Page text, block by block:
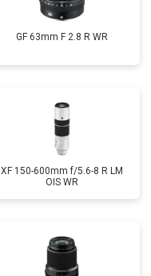
GF 63mm F 2.8 R WR
XF 150-600mm f/5.6-8 R LM
OIS WR